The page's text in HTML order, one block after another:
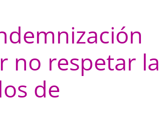
no respetar la
de